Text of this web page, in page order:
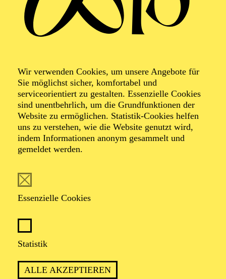
Wir verwenden Cookies, um unsere Angebote für
Sie möglichst sicher, komfortabel und
serviceorientiert zu gestalten. Essenzielle Cookies
sind unentbehrlich, um die Grundfunktionen der
Website zu ermöglichen. Statistik-Cookies helfen
uns zu verstehen, wie die Website genutzt wird,
indem Informationen anonym gesammelt und
gemeldet werden.
Essenzielle Cookies
Statistik
ALLE AKZEPTIEREN
Foto: Johan Sandberg
Sena Shirae
Tänzerin (Gruppe)
Tanzausbildung an der Fumie Ballet School und setzte
Danse de Cannes Mougins „Rosella Hightower“ fort.
angeschlossenen Jeune Ballet an und tanzte hier u. a. in
„Giselle“, „Die Kunst der Fuge“, „Dornröschen“,